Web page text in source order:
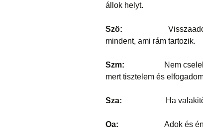
állok helyt.
Szö: Visszaadok
mindent, ami rám tartozik.
Szm:
Nem
mert tisztelem és
Sza: Ha valakitől jót
Oa: Adok és én is